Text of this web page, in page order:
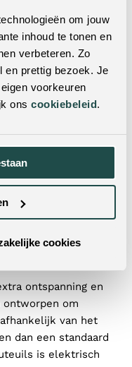
om jouw
inhoud te tonen en
verbeteren. Zo
en prettig bezoek. Je
voorkeuren
ons cookiebeleid.
cookies
fauteuil goed tot
leesplek of
compleet
of
fauteuil
zijn echte
in de ruimte.
een geweldige
ontspanning en
ontworpen om
van het
dan een standaard
is elektrisch